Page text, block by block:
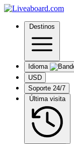
Destinos
Idioma
USD
Soporte 24/7
Última visita